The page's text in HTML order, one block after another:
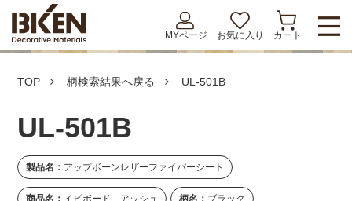
MYページ お気に入り カート
TOP 柄検索結果へ戻る UL-501B
UL-501B
製品名： アップボーンレザーファイバーシート
商品名： イビボード アッシュ 柄名： ブラック